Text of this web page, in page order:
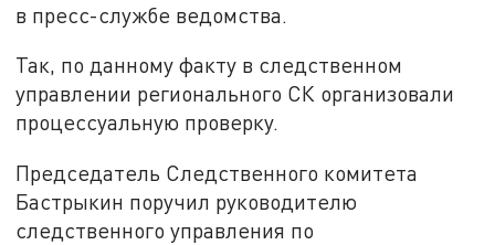
в пресс-службе ведомства.
Так, по данному факту в следственном
управлении регионального СК организовали
процессуальную проверку.
Председатель Следственного комитета
Бастрыкин поручил руководителю
следственного управления по